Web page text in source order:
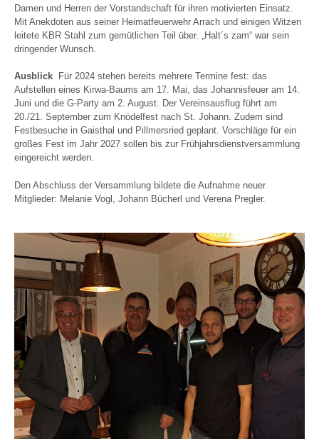
Damen und Herren der Vorstandschaft für ihren motivierten Einsatz.
Mit Anekdoten aus seiner Heimatfeuerwehr Arrach und einigen Witzen
leitete KBR Stahl zum gemütlichen Teil über. „Halt´s zam“ war sein
dringender Wunsch.
Ausblick Für 2024 stehen bereits mehrere Termine fest: das
Aufstellen eines Kirwa-Baums am 17. Mai, das Johannisfeuer am 14.
Juni und die G-Party am 2. August. Der Vereinsausflug führt am
20./21. September zum Knödelfest nach St. Johann. Zudem sind
Festbesuche in Gaisthal und Pillmersried geplant. Vorschläge für ein
großes Fest im Jahr 2027 sollen bis zur Frühjahrsdienstversammlung
eingereicht werden.
Den Abschluss der Versammlung bildete die Aufnahme neuer
Mitglieder: Melanie Vogl, Johann Bücherl und Verena Pregler.